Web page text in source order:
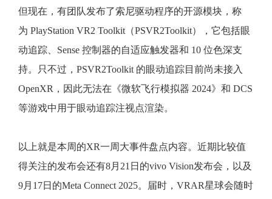
但现在，有团队发布了索尼驱动程序的开源模块，称
为 PlayStation VR2 Toolkit（PSVR2Toolkit），它包括眼
动追踪、Sense 控制器的自适应触发器和 10 位色深支
持。只不过，PSVR2Toolkit 的眼动追踪目前尚未接入
OpenXR，因此无法在《微软飞行模拟器 2024》和 DCS
等游戏中用于眼动追踪注视点渲染。
以上就是本周的XR一周大事件盘点内容。近期比较值
得关注的发布会还有8月21日的vivo Vision发布会，以及
9月17日的Meta Connect 2025。届时，VRAR星球会随时